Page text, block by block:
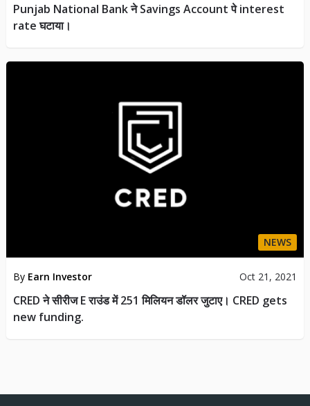
Punjab National Bank ने Savings Account पे interest
rate घटाया।
NEWS
By Earn Investor Oct 21, 2021
CRED ने सीरीज E राउंड में 251 मिलियन डॉलर जुटाए। CRED gets
new funding.